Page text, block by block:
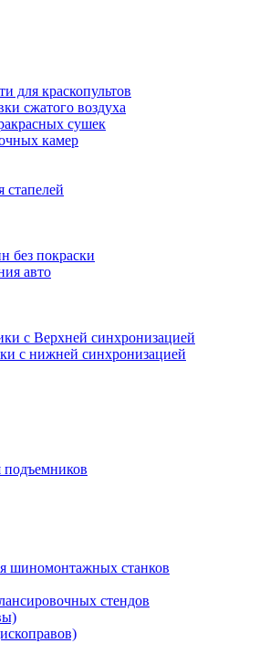
для краскопультов
сжатого воздуха
сушек
камер
без покраски
авто
с Верхней синхронизацией
с нижней синхронизацией
подъемников
шиномонтажных станков
стендов